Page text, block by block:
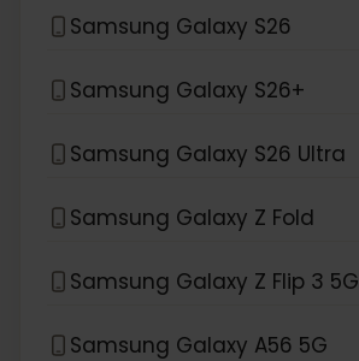
Samsung Galaxy S26
Samsung Galaxy S26+
Samsung Galaxy S26 Ultra
Samsung Galaxy Z Fold
Samsung Galaxy Z Flip 3 5G
Samsung Galaxy A56 5G